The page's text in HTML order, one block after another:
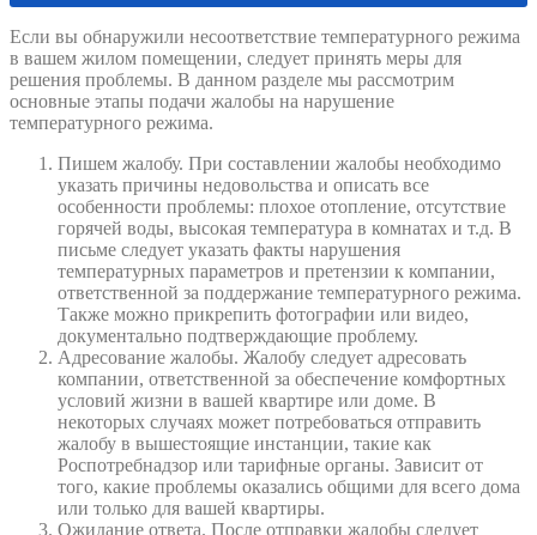
Если вы обнаружили несоответствие температурного режима
в вашем жилом помещении, следует принять меры для
решения проблемы. В данном разделе мы рассмотрим
основные этапы подачи жалобы на нарушение
температурного режима.
Пишем жалобу. При составлении жалобы необходимо
указать причины недовольства и описать все
особенности проблемы: плохое отопление, отсутствие
горячей воды, высокая температура в комнатах и т.д. В
письме следует указать факты нарушения
температурных параметров и претензии к компании,
ответственной за поддержание температурного режима.
Также можно прикрепить фотографии или видео,
документально подтверждающие проблему.
Адресование жалобы. Жалобу следует адресовать
компании, ответственной за обеспечение комфортных
условий жизни в вашей квартире или доме. В
некоторых случаях может потребоваться отправить
жалобу в вышестоящие инстанции, такие как
Роспотребнадзор или тарифные органы. Зависит от
того, какие проблемы оказались общими для всего дома
или только для вашей квартиры.
Ожидание ответа. После отправки жалобы следует